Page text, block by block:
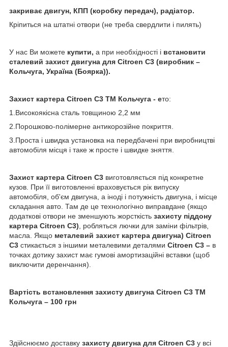
закриває двигун, КПП (коробку передач), радіатор.
Кріпиться на штатні отвори (не треба свердлити і пилять)
У нас Ви можете купити, а при необхідності і встановити
сталевий захист двигуна для Citroen С3 (виробник –
Кольчуга, Україна (Боярка)).
Захист картера Citroen С3 ТМ Кольчуга - ето:
1.Високоякісна сталь товщиною 2,2 мм
2.Порошково-полімерне антикорозійне покриття.
3.Проста і швидка установка на передбачені при виробництві
автомобіля місця і таке ж просте і швидке зняття.
Захист картера Citroen С3 виготовляється під конкретне
кузов. При її виготовленні враховується рік випуску
автомобіля, об'єм двигуна, а іноді і потужність двигуна, і місце
складання авто. Там де це технологічно виправдане (якщо
додаткові отвори не зменшують жорсткість захисту піддону
картера Citroen С3), робляться лючки для заміни фільтрів,
масла. Якщо металевий захист картера двигуна) Citroen
С3 стикається з іншими металевими деталями Citroen С3 – в
точках дотику захист має гумові амортизаційні вставки (щоб
виключити деренчання).
Вартість встановлення захисту двигуна Citroen С3 ТМ
Кольчуга – 100 грн
Здійснюємо доставку захисту двигуна для Citroen С3 у всі